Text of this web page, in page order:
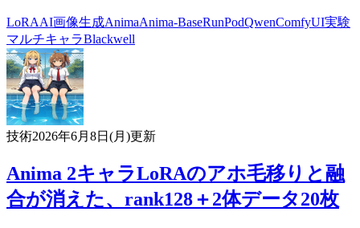
LoRAAI画像生成AnimaAnima-BaseRunPodQwenComfyUI実験
マルチキャラBlackwell
技術2026年6月8日(月)更新
Anima 2キャラLoRAのアホ毛移りと融
合が消えた、rank128＋2体データ20枚